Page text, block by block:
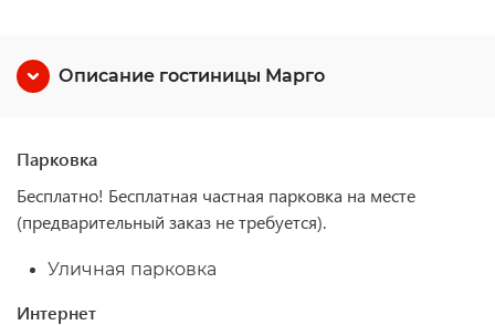
Описание гостиницы Марго
Парковка
Бесплатно! Бесплатная частная парковка на месте
(предварительный заказ не требуется).
Уличная парковка
Интернет